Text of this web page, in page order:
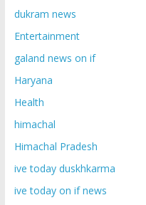
dukram news
Entertainment
galand news on if
Haryana
Health
himachal
Himachal Pradesh
ive today duskhkarma
ive today on if news